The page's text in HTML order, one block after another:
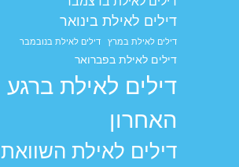
דילים לאילת בינואר
דילים לאילת במרץ דילים לאילת בנובמבר
דילים לאילת בפברואר
דילים לאילת ברגע
האחרון
דילים לאילת השוואת